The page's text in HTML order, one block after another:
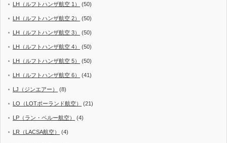
LH（ルフトハンザ航空 1） (50)
LH（ルフトハンザ航空 2） (50)
LH（ルフトハンザ航空 3） (50)
LH（ルフトハンザ航空 4） (50)
LH（ルフトハンザ航空 5） (50)
LH（ルフトハンザ航空 6） (41)
LJ（ジンエアー） (8)
LO（LOTポーランド航空） (21)
LP（ラン・ペルー航空） (4)
LR（LACSA航空） (4)